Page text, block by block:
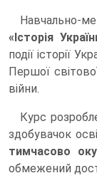
Навчально-
«Історія
події історії
Першої
війни.
Курс
здобувачок
тимчасово
обмежений